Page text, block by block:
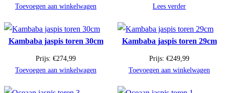
Toevoegen aan winkelwagen
Lees verder
Kambaba jaspis toren 30cm
Prijs: €274,99
Toevoegen aan winkelwagen
Kambaba jaspis toren 29cm
Prijs: €249,99
Toevoegen aan winkelwagen